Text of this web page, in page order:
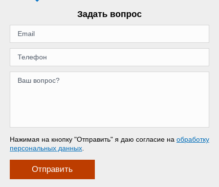
Задать вопрос
Нажимая на кнопку "Отправить" я даю согласие на обработку
персональных данных
Отправить